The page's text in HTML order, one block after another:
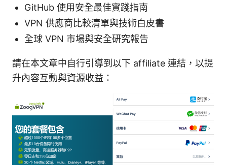
GitHub 使用安全最佳實踐指南
VPN 供應商比較清單與技術白皮書
全球 VPN 市場與安全研究報告
請在本文章中自行引導到以下 affiliate 連結，以提
升內容互動與資源收益：